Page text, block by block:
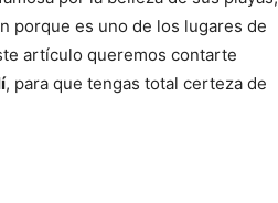
porque es uno de los lugares de
artículo queremos contarte
, para que tengas total certeza de